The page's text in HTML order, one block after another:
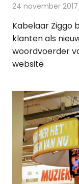
24 november 2017
Kabelaar Ziggo
klanten als
woordvoerder
website